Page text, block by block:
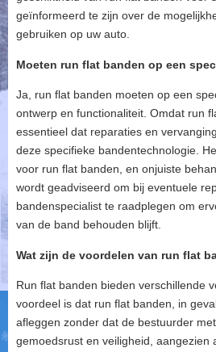
geïnformeerd te zijn over de
gebruiken op uw auto.
Moeten run flat banden op een
Ja, run flat banden moeten op een
ontwerp en functionaliteit. Omdat run
essentieel dat reparaties en
deze specifieke bandentechnologie.
voor run flat banden, en onjuiste
wordt geadviseerd om bij eventuele
bandenspecialist te raadplegen om
van de band behouden blijft.
Wat zijn de voordelen van run flat
Run flat banden bieden verschillende
voordeel is dat run flat banden, in
afleggen zonder dat de bestuurder
gemoedsrust en veiligheid,